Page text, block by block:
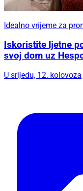
Idealno vrijeme za
Iskoristite ljetne
svoj dom uz
U srijedu, 12. kolovoza